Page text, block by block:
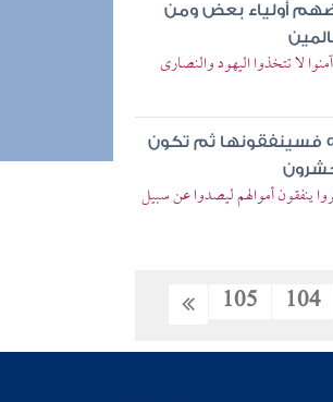
بعضهم أولياء بعض ومن
لا تتخذوا اليهود والنصارى
فسينفقونها ثم تكون
ينفقون أموالهم ليصدوا عن سبيل
104
105